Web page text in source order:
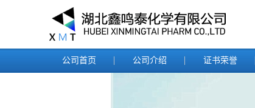
公司首页 公司介绍 证书荣誉